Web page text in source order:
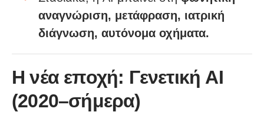
αναγνώριση, μετάφραση, ιατρική
διάγνωση, αυτόνομα οχήματα.
Η νέα εποχή: Γενετική AI
(2020–σήμερα)